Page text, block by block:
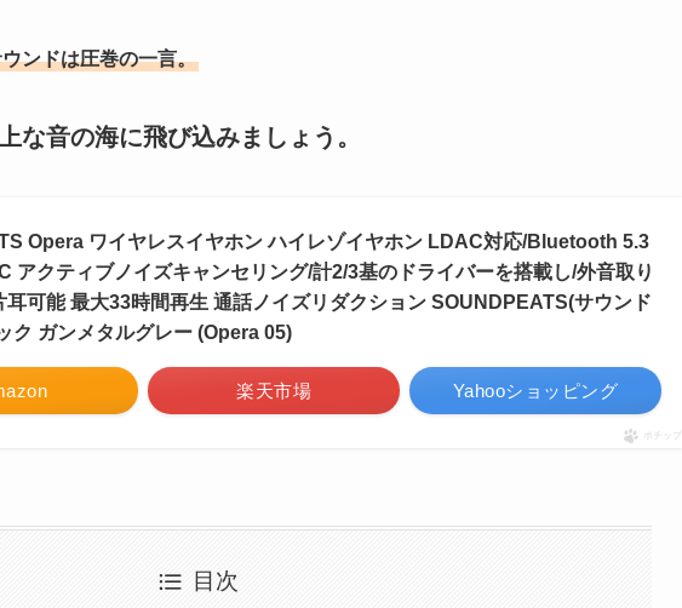
ンドは圧巻の一言。
な音の海に飛び込みましょう。
Opera ワイヤレスイヤホン ハイレゾイヤホン LDAC対応/Bluetooth 5.3
アクティブノイズキャンセリング/計2/3基のドライバーを搭載し/外音取り
耳可能 最大33時間再生 通話ノイズリダクション SOUNDPEATS(サウンド
ク ガンメタルグレー (Opera 05)
楽天市場 Yahooショッピング
ポチップ
目次